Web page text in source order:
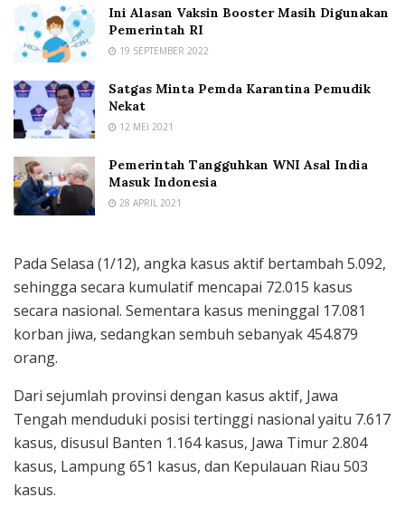
Ini Alasan Vaksin Booster Masih Digunakan
Pemerintah RI
19 SEPTEMBER 2022
Satgas Minta Pemda Karantina Pemudik
Nekat
12 MEI 2021
Pemerintah Tangguhkan WNI Asal India
Masuk Indonesia
28 APRIL 2021
Pada Selasa (1/12), angka kasus aktif bertambah 5.092,
sehingga secara kumulatif mencapai 72.015 kasus
secara nasional. Sementara kasus meninggal 17.081
korban jiwa, sedangkan sembuh sebanyak 454.879
orang.
Dari sejumlah provinsi dengan kasus aktif, Jawa
Tengah menduduki posisi tertinggi nasional yaitu 7.617
kasus, disusul Banten 1.164 kasus, Jawa Timur 2.804
kasus, Lampung 651 kasus, dan Kepulauan Riau 503
kasus.